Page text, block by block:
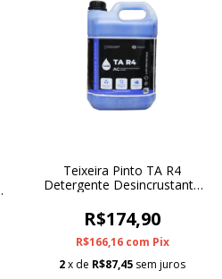
Teixeira Pinto TA R4
Detergente Desincrustante
R$174,90
R$166,16 com Pix
2x de R$87,45 sem juros